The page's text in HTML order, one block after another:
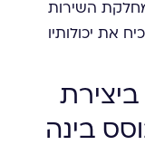
השירות
את יכולותיו
בינה